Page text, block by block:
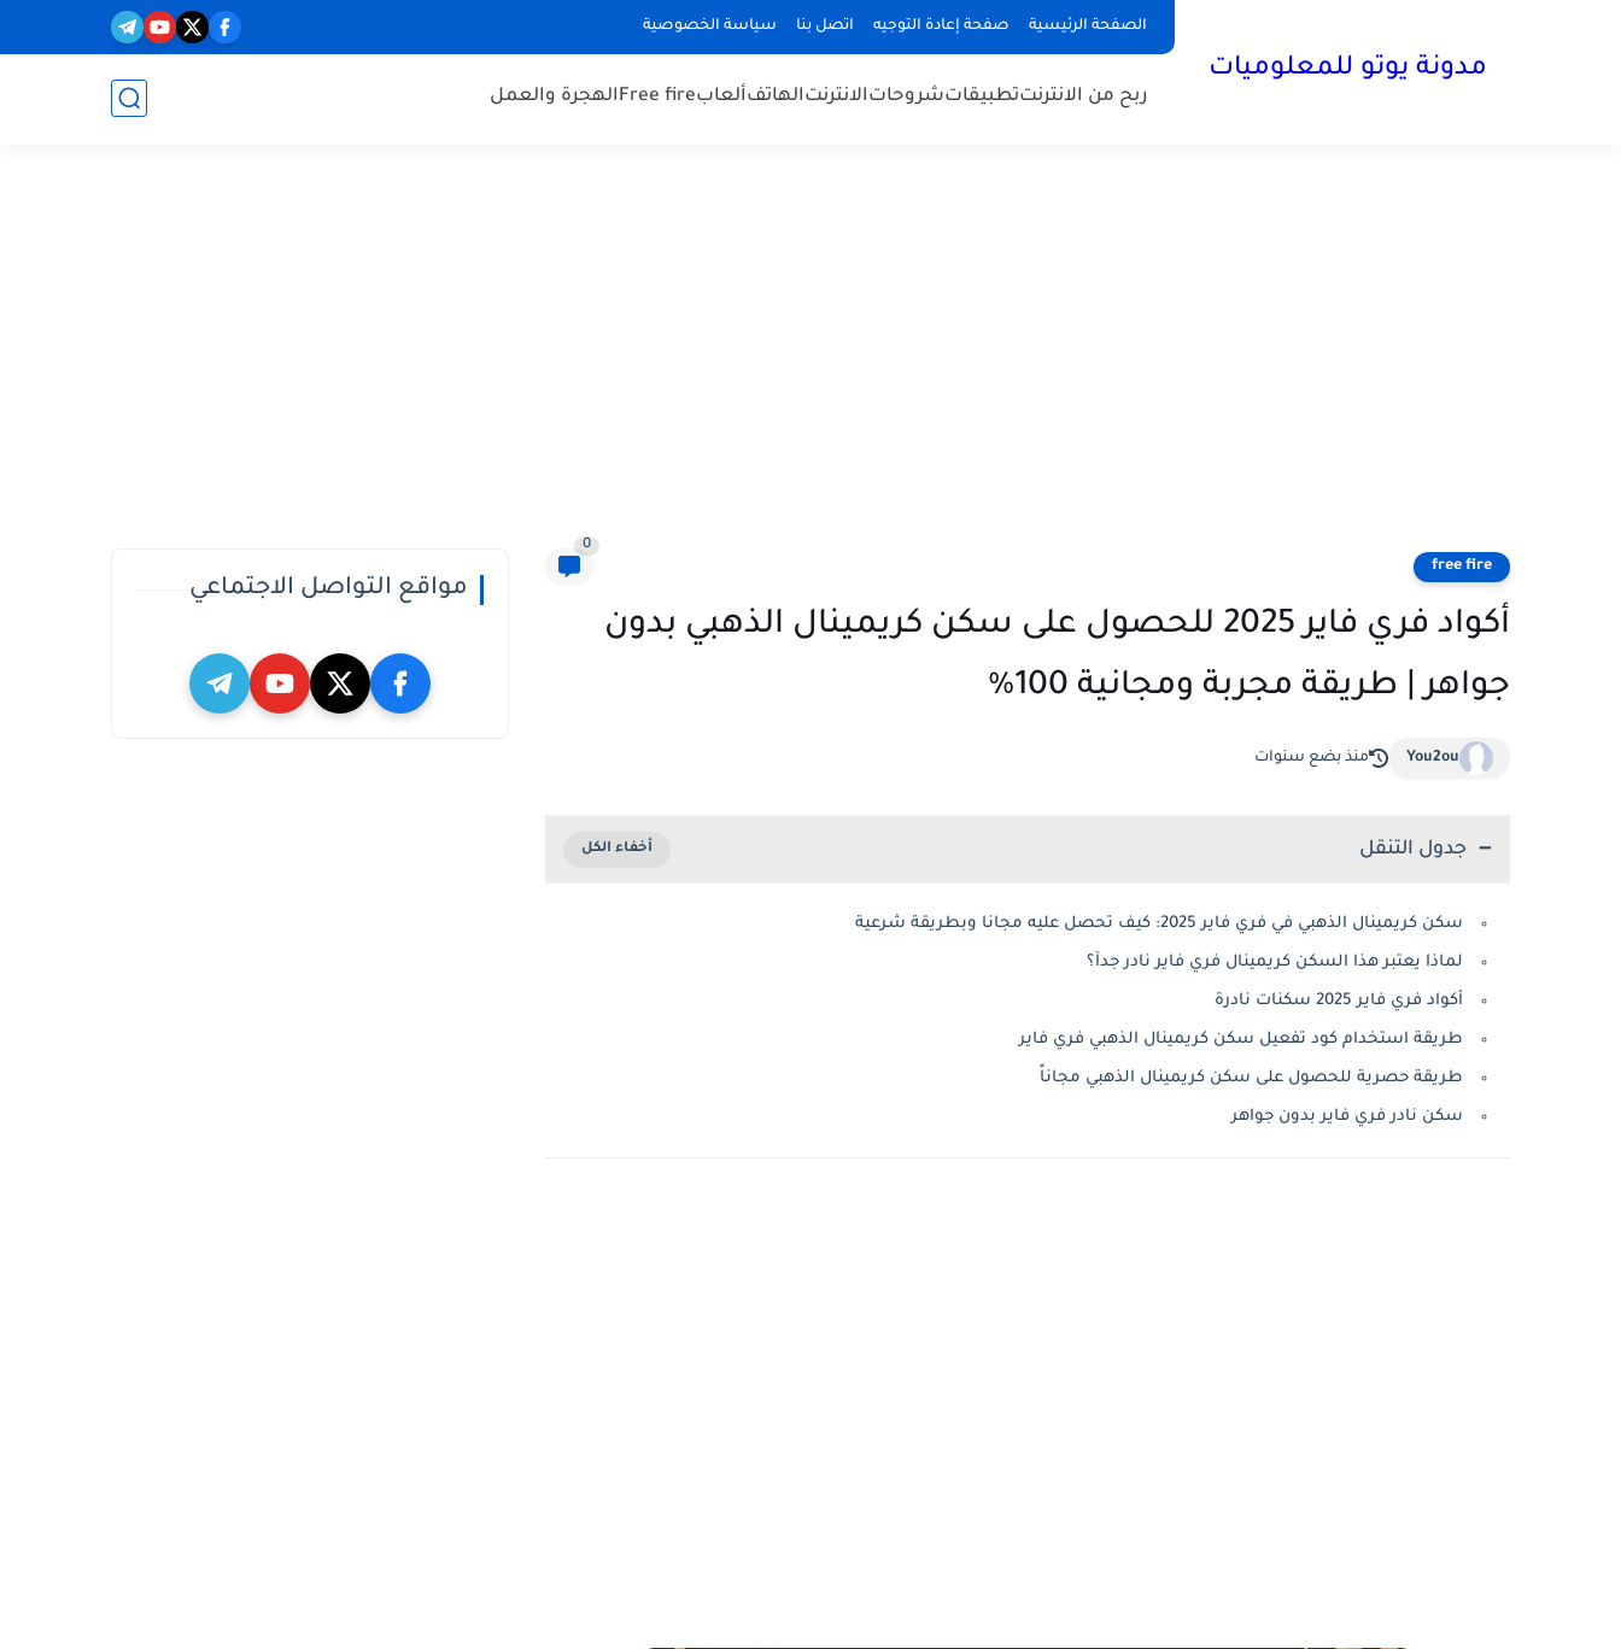
الصفحة الرئيسية صفحة إعادة التوجيه اتصل بنا سياسة الخصوصية
مدونة يوتو للمعلوميات
ربح من الانترنتتطبيقاتشروحاتالانترنتالهاتفألعابFree fireالهجرة والعمل
free fire
0
أكواد فري فاير 2025 للحصول على سكن كريمينال الذهبي بدون
جواهر | طريقة مجربة ومجانية 100%
You2ou منذ بضع سنوات
جدول التنقل
سكن كريمينال الذهبي في فري فاير 2025: كيف تحصل عليه مجانا وبطريقة شرعية
لماذا يعتبر هذا السكن كريمينال فري فاير نادر جدآ؟
أكواد فري فاير 2025 سكنات نادرة
طريقة استخدام كود تفعيل سكن كريمينال الذهبي فري فاير
طريقة حصرية للحصول على سكن كريمينال الذهبي مجاناً
سكن نادر فري فاير بدون جواهر
مواقع التواصل الاجتماعي